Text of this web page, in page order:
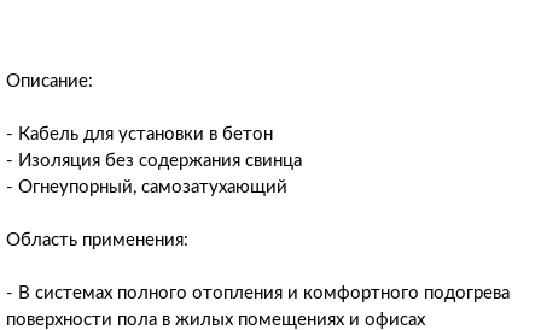
Описание:
- Кабель для установки в бетон
- Изоляция без содержания свинца
- Огнеупорный, самозатухающий
Область применения:
- В системах полного отопления и комфортного подогрева
поверхности пола в жилых помещениях и офисах